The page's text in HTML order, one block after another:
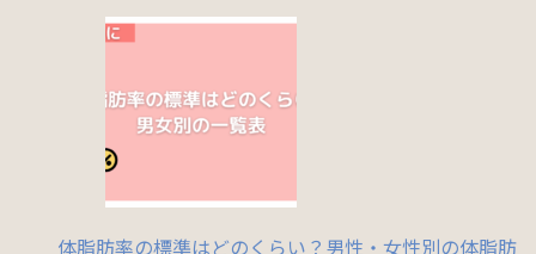
体脂肪率の標準はどのくらい？男性・女性別の体脂肪